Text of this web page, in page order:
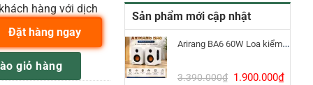
Sản phẩm mới cập nhật
Arirang BA6 60W Loa kiểm âm Bluetooth 5.3
3.390.000₫ Giá
1.900.000₫Giá
hàng với dịch
16 INCH DIPLOMAT COATED TOM 16" số lượng
giỏ hàng
Đặt hàng ngay